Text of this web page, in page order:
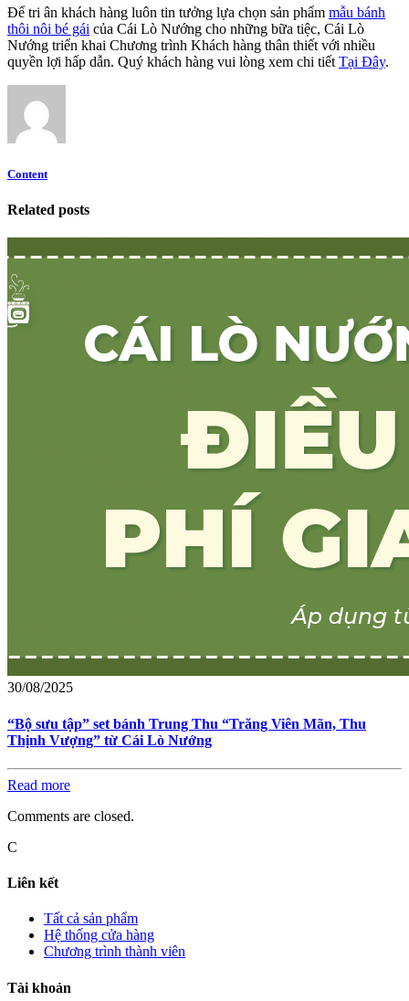
Để tri ân khách hàng luôn tin tưởng lựa chọn sản phẩm mẫu bánh
thôi nôi bé gái của Cái Lò Nướng cho những bữa tiệc, Cái Lò
Nướng triển khai Chương trình Khách hàng thân thiết với nhiều
quyền lợi hấp dẫn. Quý khách hàng vui lòng xem chi tiết Tại Đây.
Content
Related posts
30/08/2025
“Bộ sưu tập” set bánh Trung Thu “Trăng Viên Mãn, Thu
Thịnh Vượng” từ Cái Lò Nướng
Read more
Comments are closed.
C
Liên kết
Tất cả sản phẩm
Hệ thống cửa hàng
Chương trình thành viên
Tài khoản